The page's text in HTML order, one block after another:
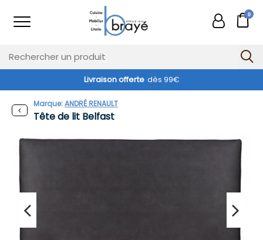
0
Livraison offerte dès 99€
Tête de lit Belfast
Marque:ANDRÉ RENAULT